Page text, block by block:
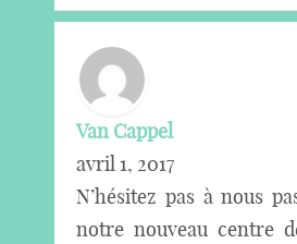
Van Cappel
avril 1, 2017
N’hésitez pas à nous
notre nouveau centre